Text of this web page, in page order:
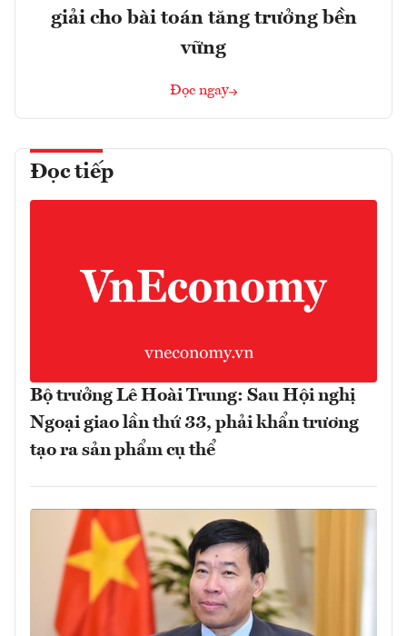
giải cho bài toán tăng trưởng bền
vững
Đọc ngay
Đọc tiếp
Bộ trưởng Lê Hoài Trung: Sau Hội nghị
Ngoại giao lần thứ 33, phải khẩn trương
tạo ra sản phẩm cụ thể